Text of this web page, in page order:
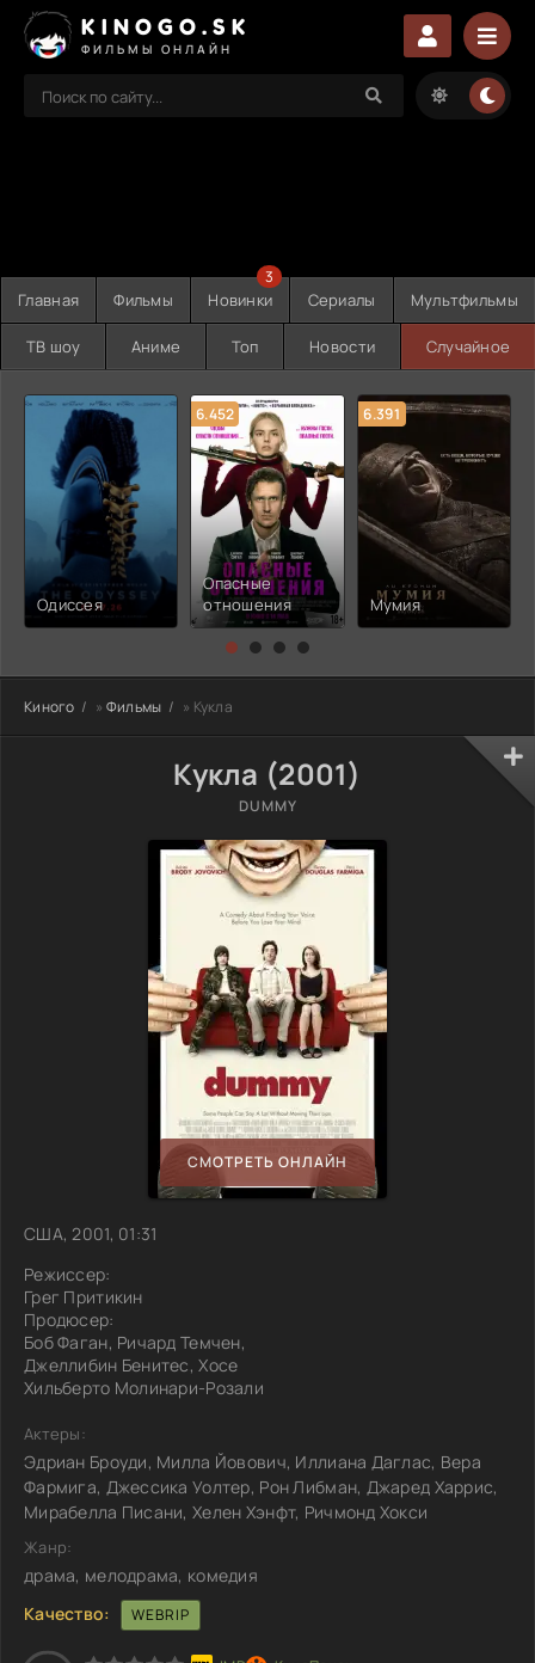
KINOGO.SK
ФИЛЬМЫ ОНЛАЙН
Главная Фильмы Новинки
3
Сериалы Мультфильмы
ТВ шоу Аниме Топ Новости Случайное
Одиссея
6.452
Опасные
отношения
6.391
Мумия
Киного » Фильмы » Кукла
Кукла (2001)
DUMMY
СМОТРЕТЬ ОНЛАЙН
США, 2001, 01:31
Режиссер:
Грег Притикин
Продюсер:
Боб Фаган, Ричард Темчен,
Джеллибин Бенитес, Хосе
Хильберто Молинари-Розали
Актеры:
Эдриан Броуди, Милла Йовович, Иллиана Даглас, Вера
Фармига, Джессика Уолтер, Рон Либман, Джаред Харрис,
Мирабелла Писани, Хелен Хэнфт, Ричмонд Хокси
Жанр:
драма, мелодрама, комедия
Качество:
WEBRIP